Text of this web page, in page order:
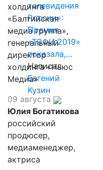
телевидения
России»:
Премия
«ТЭФИ 2019»
показала,…
Написал
Евгений
Кузин
холдинга
«Балтийская
медиа группа»,
генеральный
директор
холдинга «Ньюс
Медиа»
09 августа
Юлия Богатикова
российский
продюсер,
медиаменеджер,
актриса